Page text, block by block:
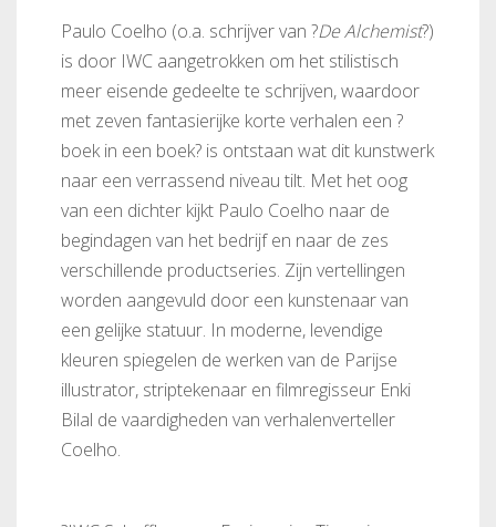
Paulo Coelho (o.a. schrijver van ?De Alchemist?)
is door IWC aangetrokken om het stilistisch
meer eisende gedeelte te schrijven, waardoor
met zeven fantasierijke korte verhalen een ?
boek in een boek? is ontstaan wat dit kunstwerk
naar een verrassend niveau tilt. Met het oog
van een dichter kijkt Paulo Coelho naar de
begindagen van het bedrijf en naar de zes
verschillende productseries. Zijn vertellingen
worden aangevuld door een kunstenaar van
een gelijke statuur. In moderne, levendige
kleuren spiegelen de werken van de Parijse
illustrator, striptekenaar en filmregisseur Enki
Bilal de vaardigheden van verhalenverteller
Coelho.